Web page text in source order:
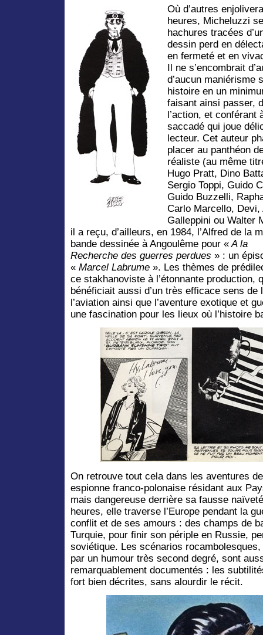
Où d’autres
heures, Micheluzzi
hachures tracées
dessin perd en
en fermeté et en
Il ne s’encombrait
d’aucun maniérisme
histoire en un
faisant ainsi passer,
l’action, et conférant
saccadé qui joue
lecteur. Cet auteur
placer au panthéon
réaliste (au même
Hugo Pratt, Dino
Sergio Toppi, Guido
Guido Buzzelli,
Carlo Marcello, Devi,
Galleppini ou Walter
il a reçu, d’ailleurs, en 1984, l’Alfred de la
bande dessinée à Angoulême pour «A la
Recherche des guerres perdues » : un
« Marcel Labrume ». Les thèmes de
ce stakhanoviste à l’étonnante production,
bénéficiait aussi d’un très efficace sens
l’aviation ainsi que l’aventure exotique et
une fascination pour les lieux où l’histoire
On retrouve tout cela dans les aventures
espionne franco-polonaise résidant aux
mais dangereuse derrière sa fausse
heures, elle traverse l’Europe pendant la
conflit et de ses amours : des champs de
Turquie, pour finir son périple en Russie,
soviétique. Les scénarios
par un humour très second degré, sont
remarquablement documentés : les
fort bien décrites, sans alourdir le récit.